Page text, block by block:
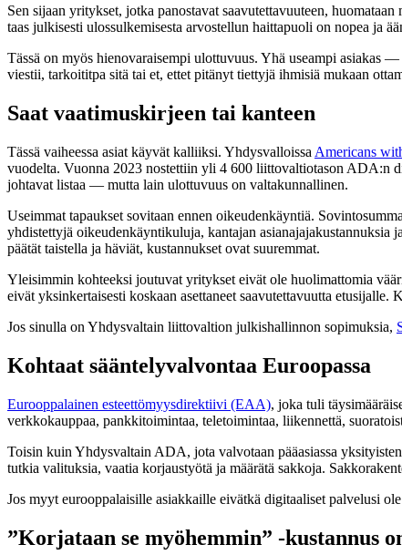
Sen sijaan yritykset, jotka panostavat saavutettavuuteen,
taas julkisesti ulossulkemisesta arvostellun haittapuoli on nopea ja
Tässä on myös hienovaraisempi ulottuvuus. Yhä useampi
viestii, tarkoititpa sitä tai et, ettet pitänyt tiettyjä ihmisiä mukaan
Saat vaatimuskirjeen tai kanteen
Tässä vaiheessa asiat käyvät kalliiksi. Yhdysvalloissa Americans
vuodelta. Vuonna 2023 nostettiin yli 4 600 liittovaltiotason ADA:n
johtavat listaa — mutta lain ulottuvuus on valtakunnallinen.
Useimmat tapaukset sovitaan ennen oikeudenkäyntiä.
yhdistettyjä oikeudenkäyntikuluja, kantajan asianajajakustannuksia
päätät taistella ja häviät, kustannukset ovat suuremmat.
Yleisimmin kohteeksi joutuvat yritykset eivät ole huolimattomia
eivät yksinkertaisesti koskaan asettaneet saavutettavuutta
Jos sinulla on Yhdysvaltain liittovaltion julkishallinnon sopimuksia,
Kohtaat sääntelyvalvontaa Euroopassa
Eurooppalainen esteettömyysdirektiivi (EAA), joka tuli
verkkokauppaa, pankkitoimintaa, teletoimintaa, liikennettä,
Toisin kuin Yhdysvaltain ADA, jota valvotaan pääasiassa
tutkia valituksia, vaatia korjaustyötä ja määrätä sakkoja.
Jos myyt eurooppalaisille asiakkaille eivätkä digitaaliset palvelusi
”Korjataan se myöhemmin” -kustannus